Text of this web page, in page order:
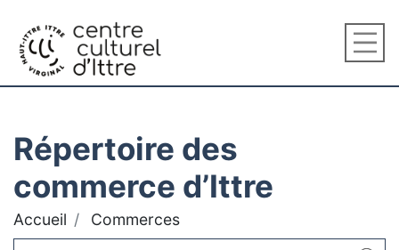
Répertoire des
commerce d’Ittre
Accueil Commerces